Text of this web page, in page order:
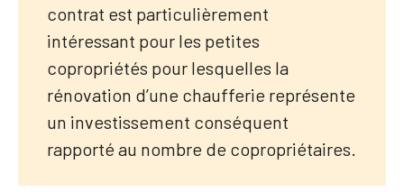
contrat est particulièrement
intéressant pour les petites
copropriétés pour lesquelles la
rénovation d’une chaufferie représente
un investissement conséquent
rapporté au nombre de copropriétaires.